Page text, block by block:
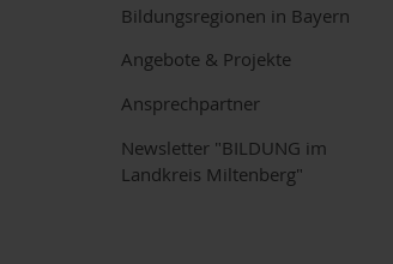
Bildungsregionen in Bayern
Angebote & Projekte
Ansprechpartner
Newsletter "BILDUNG im
Landkreis Miltenberg"